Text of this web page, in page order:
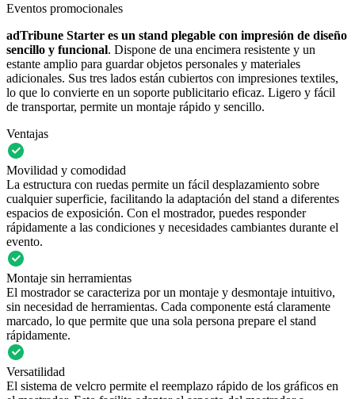
Eventos promocionales
adTribune Starter es un stand plegable con impresión de diseño
sencillo y funcional. Dispone de una encimera resistente y un
estante amplio para guardar objetos personales y materiales
adicionales. Sus tres lados están cubiertos con impresiones textiles,
lo que lo convierte en un soporte publicitario eficaz. Ligero y fácil
de transportar, permite un montaje rápido y sencillo.
Ventajas
Movilidad y comodidad
La estructura con ruedas permite un fácil desplazamiento sobre
cualquier superficie, facilitando la adaptación del stand a diferentes
espacios de exposición. Con el mostrador, puedes responder
rápidamente a las condiciones y necesidades cambiantes durante el
evento.
Montaje sin herramientas
El mostrador se caracteriza por un montaje y desmontaje intuitivo,
sin necesidad de herramientas. Cada componente está claramente
marcado, lo que permite que una sola persona prepare el stand
rápidamente.
Versatilidad
El sistema de velcro permite el reemplazo rápido de los gráficos en